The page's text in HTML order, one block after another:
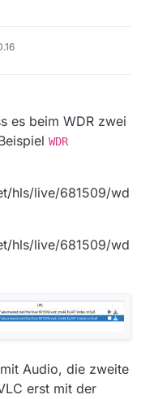
es beim WDR zwei
WDR
hls/live/681509/wd
hls/live/681509/wd
Audio, die zweite
erst mit der